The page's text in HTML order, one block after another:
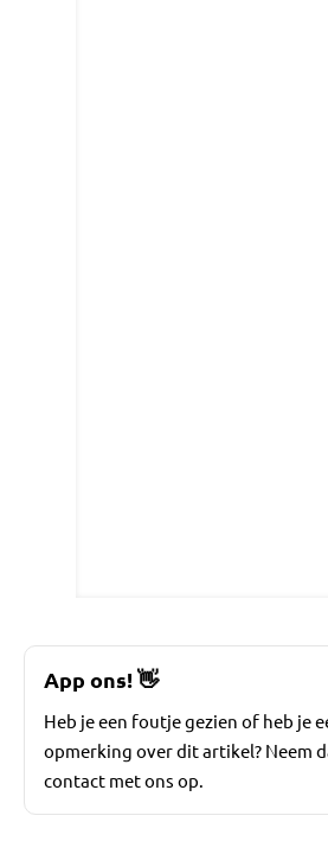
App ons!👋
Heb je een foutje gezien of heb je
opmerking over dit artikel? Neem
contact met ons op.